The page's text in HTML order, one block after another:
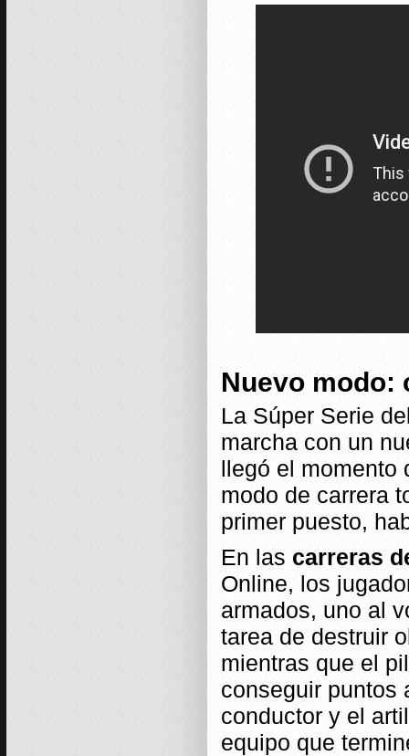
Nuevo modo:
La Súper Serie
marcha con un
llegó el momento
modo de carrera
primer puesto,
En las carreras
Online, los
armados, uno al
tarea de destruir
mientras que el
conseguir puntos
conductor y el
equipo que